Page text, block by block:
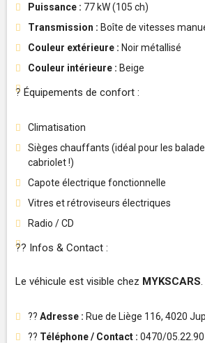
Puissance : 77 kW (105 ch)
Transmission : Boîte de vitesses
Couleur extérieure : Noir métallisé
Couleur intérieure : Beige
? Équipements de confort :
Climatisation
Sièges chauffants (idéal pour les
cabriolet !)
Capote électrique fonctionnelle
Vitres et rétroviseurs électriques
Radio / CD
?? Infos & Contact :
Le véhicule est visible chez MYKSCARS
?? Adresse : Rue de Liège 116, 4020
?? Téléphone / Contact : 0470/05.22.90